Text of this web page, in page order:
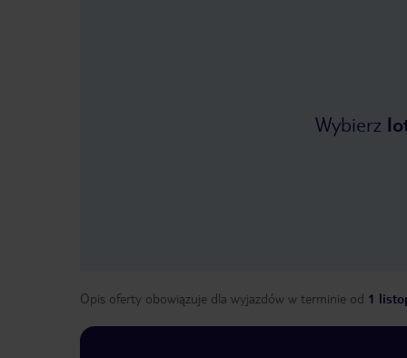
Wybierz
Opis oferty obowiązuje dla wyjazdów w terminie od 1